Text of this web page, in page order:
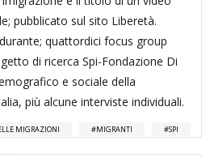
pubblicato sul sito Liberetà.
quattordici focus group
di ricerca Spi-Fondazione Di
e sociale della
più alcune interviste individuali.
MIGRAZIONI MIGRANTI SPI